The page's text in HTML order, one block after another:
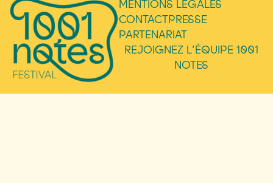
MENTIONS LÉGALES
CONTACTPRESSE
PARTENARIAT
REJOIGNEZ L’ÉQUIPE 1001
NOTES